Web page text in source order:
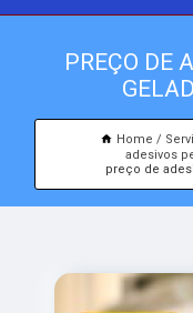
PREÇO DE
Home
adesivos
preço de